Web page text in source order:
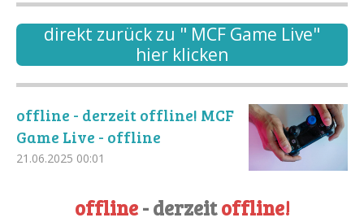
direkt zurück zu " MCF Game Live"
hier klicken
offline - derzeit offline! MCF
Game Live - offline
21.06.2025 00:01
offline- derzeitoffline!